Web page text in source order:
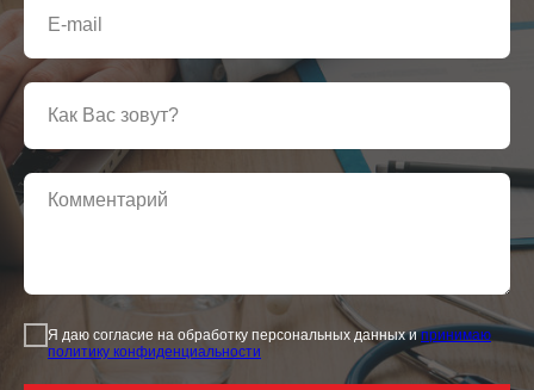
Я даю согласие на обработку персональных данных ипринимаю
политику конфиденциальности